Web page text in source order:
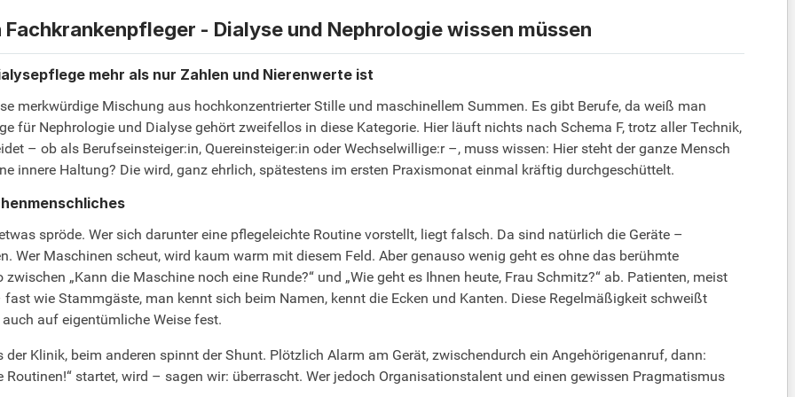
- Dialyse und Nephrologie wissen müssen
mehr als nur Zahlen und Nierenwerte ist
merkwürdige Mischung aus hochkonzentrierter Stille und maschinellem Summen. Es gibt Berufe, da weiß man
für Nephrologie und Dialyse gehört zweifellos in diese Kategorie. Hier läuft nichts nach Schema F, trotz aller Technik,
– ob als Berufseinsteiger:in, Quereinsteiger:in oder Wechselwillige:r –, muss wissen: Hier steht der ganze Mensch
innere Haltung? Die wird, ganz ehrlich, spätestens im ersten Praxismonat einmal kräftig durchgeschüttelt.
spröde. Wer sich darunter eine pflegeleichte Routine vorstellt, liegt falsch. Da sind natürlich die Geräte –
Wer Maschinen scheut, wird kaum warm mit diesem Feld. Aber genauso wenig geht es ohne das berühmte
„Kann die Maschine noch eine Runde?“ und „Wie geht es Ihnen heute, Frau Schmitz?“ ab. Patienten, meist
wie Stammgäste, man kennt sich beim Namen, kennt die Ecken und Kanten. Diese Regelmäßigkeit schweißt
auf eigentümliche Weise fest.
Klinik, beim anderen spinnt der Shunt. Plötzlich Alarm am Gerät, zwischendurch ein Angehörigenanruf, dann:
startet, wird – sagen wir: überrascht. Wer jedoch Organisationstalent und einen gewissen Pragmatismus